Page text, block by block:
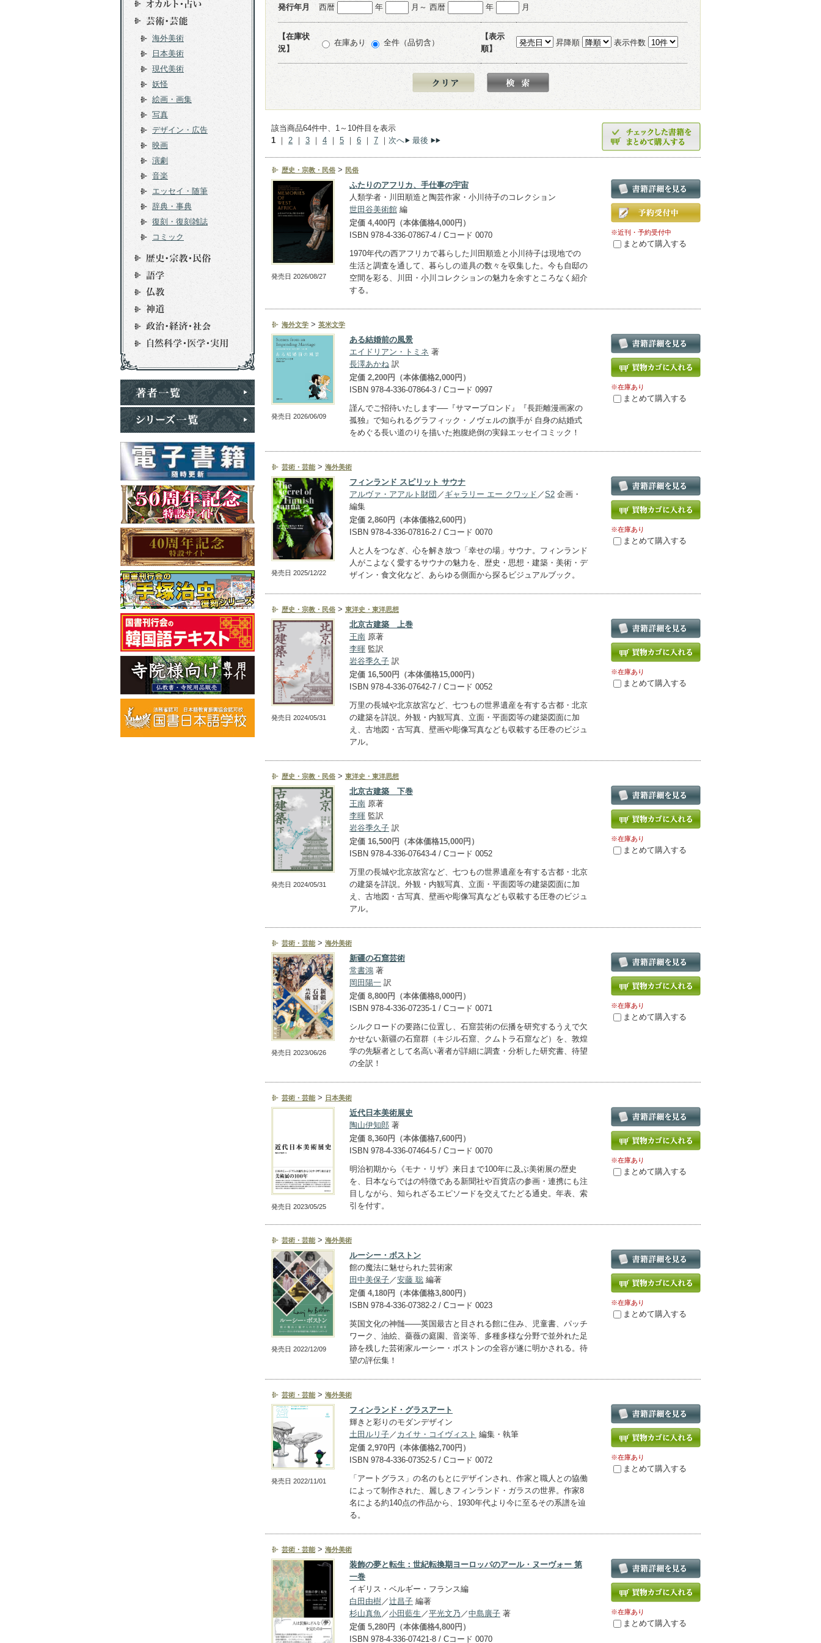
発行年月 西暦 年 月～ 西暦 年 月
【在庫状
況】
在庫あり 全件（品切含）
【表示
順】
昇降順 表示件数
該当商品64件中、1～10件目を表示
1 ｜ 2 ｜ 3 ｜ 4 ｜ 5 ｜ 6 ｜ 7 ｜ 次へ 最後
歴史・宗教・民俗 > 民俗
発売日 2026/08/27
ふたりのアフリカ、手仕事の宇宙
人類学者・川田順造と陶芸作家・小川待子のコレクション
世田谷美術館 編
定価 4,400円（本体価格4,000円）
ISBN 978-4-336-07867-4 / Cコード 0070
1970年代の西アフリカで暮らした川田順造と小川待子は現地での
生活と調査を通して、暮らしの道具の数々を収集した。今も自邸の
空間を彩る、川田・小川コレクションの魅力を余すところなく紹介
する。
※近刊・予約受付中
まとめて購入する
海外文学 > 英米文学
発売日 2026/06/09
ある結婚前の風景
エイドリアン・トミネ 著
長澤あかね 訳
定価 2,200円（本体価格2,000円）
ISBN 978-4-336-07864-3 / Cコード 0997
謹んでご招待いたします──『サマーブロンド』『長距離漫画家の
孤独』で知られるグラフィック・ノヴェルの旗手が 自身の結婚式
をめぐる長い道のりを描いた抱腹絶倒の実録エッセイコミック！
※在庫あり
まとめて購入する
芸術・芸能 > 海外美術
発売日 2025/12/22
フィンランド スピリット サウナ
アルヴァ・アアルト財団 ／ ギャラリー エー クワッド ／S2 企画・
編集
定価 2,860円（本体価格2,600円）
ISBN 978-4-336-07816-2 / Cコード 0070
人と人をつなぎ、心を解き放つ「幸せの場」サウナ。フィンランド
人がこよなく愛するサウナの魅力を、歴史・思想・建築・美術・デ
ザイン・食文化など、あらゆる側面から探るビジュアルブック。
※在庫あり
まとめて購入する
歴史・宗教・民俗 > 東洋史・東洋思想
発売日 2024/05/31
北京古建築 上巻
王南 原著
李暉 監訳
岩谷季久子 訳
定価 16,500円（本体価格15,000円）
ISBN 978-4-336-07642-7 / Cコード 0052
万里の長城や北京故宮など、七つもの世界遺産を有する古都・北京
の建築を詳説。外観・内観写真、立面・平面図等の建築図面に加
え、古地図・古写真、壁画や彫像写真なども収載する圧巻のビジュ
アル。
※在庫あり
まとめて購入する
歴史・宗教・民俗 > 東洋史・東洋思想
発売日 2024/05/31
北京古建築 下巻
王南 原著
李暉 監訳
岩谷季久子 訳
定価 16,500円（本体価格15,000円）
ISBN 978-4-336-07643-4 / Cコード 0052
万里の長城や北京故宮など、七つもの世界遺産を有する古都・北京
の建築を詳説。外観・内観写真、立面・平面図等の建築図面に加
え、古地図・古写真、壁画や彫像写真なども収載する圧巻のビジュ
アル。
※在庫あり
まとめて購入する
芸術・芸能 > 海外美術
発売日 2023/06/26
新疆の石窟芸術
常書鴻 著
岡田陽一 訳
定価 8,800円（本体価格8,000円）
ISBN 978-4-336-07235-1 / Cコード 0071
シルクロードの要路に位置し、石窟芸術の伝播を研究するうえで欠
かせない新疆の石窟群（キジル石窟、クムトラ石窟など）を、敦煌
学の先駆者として名高い著者が詳細に調査・分析した研究書、待望
の全訳！
※在庫あり
まとめて購入する
芸術・芸能 > 日本美術
発売日 2023/05/25
近代日本美術展史
陶山伊知郎 著
定価 8,360円（本体価格7,600円）
ISBN 978-4-336-07464-5 / Cコード 0070
明治初期から《モナ・リザ》来日まで100年に及ぶ美術展の歴史
を、日本ならではの特徴である新聞社や百貨店の参画・連携にも注
目しながら、知られざるエピソードを交えてたどる通史。年表、索
引を付す。
※在庫あり
まとめて購入する
芸術・芸能 > 海外美術
発売日 2022/12/09
ルーシー・ボストン
館の魔法に魅せられた芸術家
田中美保子／安藤 聡 編著
定価 4,180円（本体価格3,800円）
ISBN 978-4-336-07382-2 / Cコード 0023
英国文化の神髄――英国最古と目される館に住み、児童書、パッチ
ワーク、油絵、薔薇の庭園、音楽等、多種多様な分野で並外れた足
跡を残した芸術家ルーシー・ボストンの全容が遂に明かされる。待
望の評伝集！
※在庫あり
まとめて購入する
芸術・芸能 > 海外美術
発売日 2022/11/01
フィンランド・グラスアート
輝きと彩りのモダンデザイン
土田ルリ子／ カイサ・コイヴィスト 編集・執筆
定価 2,970円（本体価格2,700円）
ISBN 978-4-336-07352-5 / Cコード 0072
「アートグラス」の名のもとにデザインされ、作家と職人との協働
によって制作された、麗しきフィンランド・ガラスの世界。作家8
名による約140点の作品から、1930年代より今に至るその系譜を辿
る。
※在庫あり
まとめて購入する
芸術・芸能 > 海外美術
装飾の夢と転生：世紀転換期ヨーロッパのアール・ヌーヴォー 第
一巻
イギリス・ベルギー・フランス編
白田由樹／辻昌子 編著
杉山真魚 ／小田藍生 ／平光文乃 ／中島廣子 著
定価 5,280円（本体価格4,800円）
ISBN 978-4-336-07421-8 / Cコード 0070
※在庫あり
まとめて購入する
海外美術
日本美術
現代美術
妖怪
絵画・画集
写真
デザイン・広告
映画
演劇
音楽
エッセイ・随筆
辞典・事典
復刻・復刻雑誌
コミック